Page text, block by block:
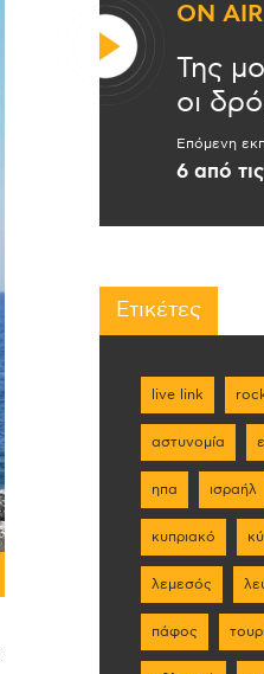
ON
Της
οι
Επόμενη
6 από
Ετικέτες
live link
αστυνομία
ηπα ισραήλ
κυπριακό
λεμεσός
πάφος